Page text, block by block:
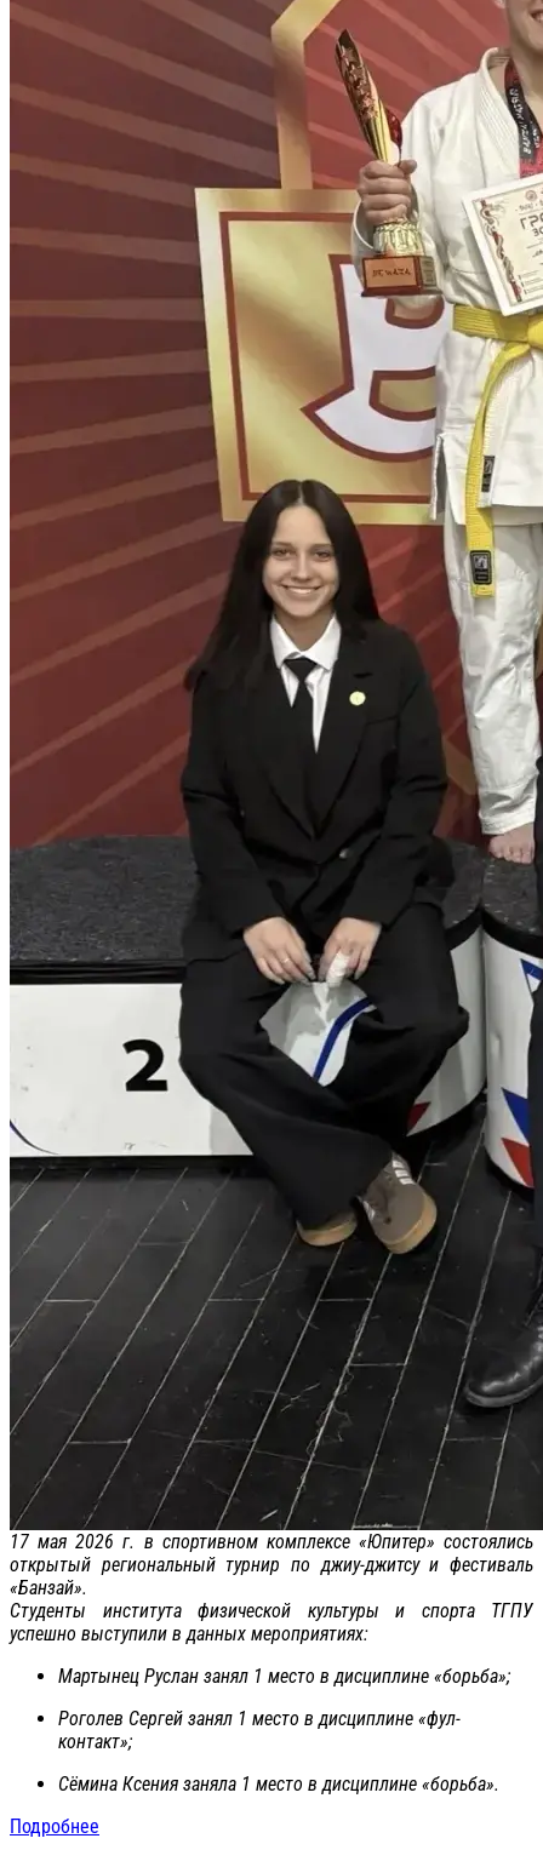
17 мая 2026 г. в спортивном комплексе «Юпитер» состоялись
открытый региональный турнир по джиу-джитсу и фестиваль
«Банзай».
Студенты института физической культуры и спорта ТГПУ
успешно выступили в данных мероприятиях:
Мартынец Руслан занял 1 место в дисциплине «борьба»;
Роголев Сергей занял 1 место в дисциплине «фул-
контакт»;
Сёмина Ксения заняла 1 место в дисциплине «борьба».
Подробнее